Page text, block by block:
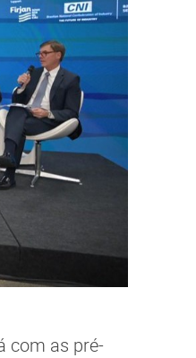
com as pré-